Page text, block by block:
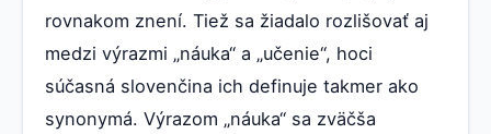
rovnakom znení. Tiež sa žiadalo rozlišovať aj
medzi výrazmi „náuka“ a „učenie“, hoci
súčasná slovenčina ich definuje takmer ako
synonymá. Výrazom „náuka“ sa zväčša